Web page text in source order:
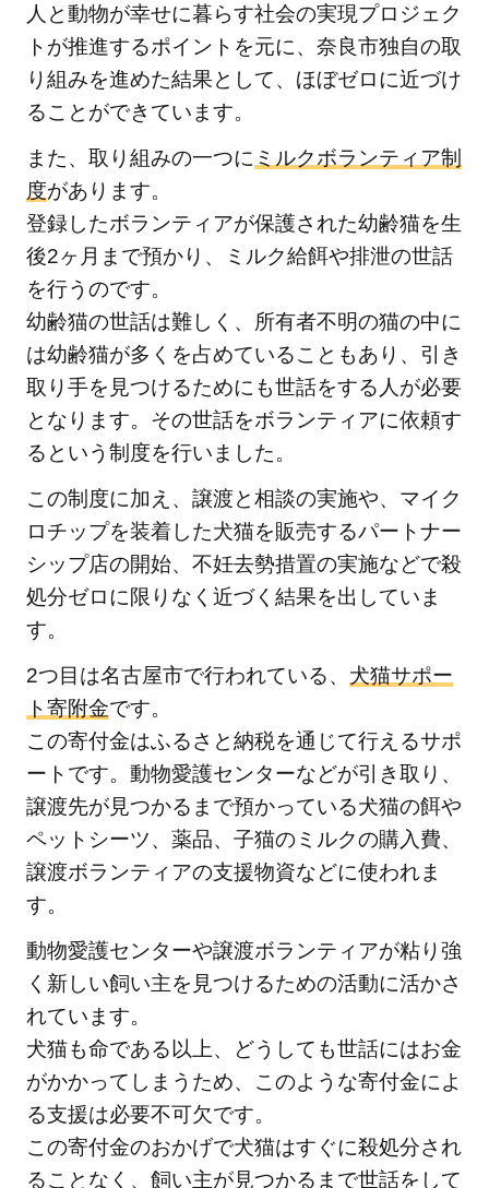
人と動物が幸せに暮らす社会の実現プロジェク
トが推進するポイントを元に、奈良市独自の取
り組みを進めた結果として、ほぼゼロに近づけ
ることができています。
また、取り組みの一つに ミルクボランティア制
度があります。
登録したボランティアが保護された幼齢猫を生
後2ヶ月まで預かり、ミルク給餌や排泄の世話
を行うのです。
幼齢猫の世話は難しく、所有者不明の猫の中に
は幼齢猫が多くを占めていることもあり、引き
取り手を見つけるためにも世話をする人が必要
となります。その世話をボランティアに依頼す
るという制度を行いました。
この制度に加え、譲渡と相談の実施や、マイク
ロチップを装着した犬猫を販売するパートナー
シップ店の開始、不妊去勢措置の実施などで殺
処分ゼロに限りなく近づく結果を出していま
す。
2つ目は名古屋市で行われている、 犬猫サポー
ト寄附金です。
この寄付金はふるさと納税を通じて行えるサポ
ートです。動物愛護センターなどが引き取り、
譲渡先が見つかるまで預かっている犬猫の餌や
ペットシーツ、薬品、子猫のミルクの購入費、
譲渡ボランティアの支援物資などに使われま
す。
動物愛護センターや譲渡ボランティアが粘り強
く新しい飼い主を見つけるための活動に活かさ
れています。
犬猫も命である以上、どうしても世話にはお金
がかかってしまうため、このような寄付金によ
る支援は必要不可欠です。
この寄付金のおかげで犬猫はすぐに殺処分され
ることなく、飼い主が見つかるまで世話をして